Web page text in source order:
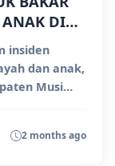
ANAK DI
insiden
dan anak,
Musi
2 months ago